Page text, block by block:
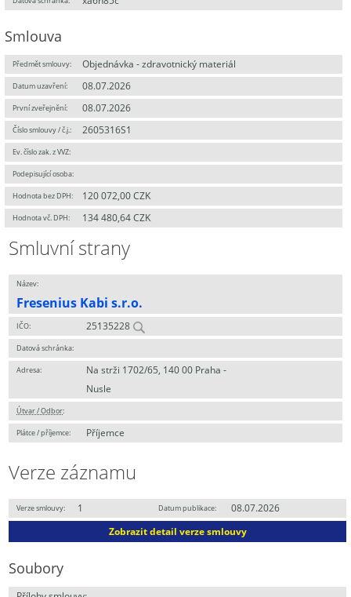
Smlouva
Předmět smlouvy: Objednávka - zdravotnický materiál
Datum uzavření: 08.07.2026
První zveřejnění: 08.07.2026
Číslo smlouvy / č.j.: 2605316S1
Ev. číslo zak. z VVZ:
Podepisující osoba:
Hodnota bez DPH: 120 072,00 CZK
Hodnota vč. DPH: 134 480,64 CZK
Smluvní strany
Název:
Fresenius Kabi s.r.o.
IČO: 25135228
Datová schránka:
Adresa:
Na strži 1702/65, 140 00 Praha -
Nusle
Útvar / Odbor:
Plátce / příjemce: Příjemce
Verze záznamu
Verze smlouvy: 1 Datum publikace:
08.07.2026
Zobrazit detail verze smlouvy
Soubory